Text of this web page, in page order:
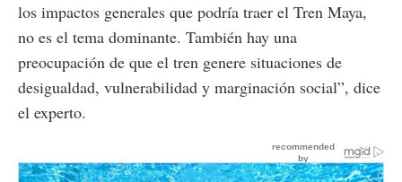
los impactos generales que podría traer el Tren Maya,
no es el tema dominante. También hay una
preocupación de que el tren genere situaciones de
desigualdad, vulnerabilidad y marginación social”, dice
el experto.